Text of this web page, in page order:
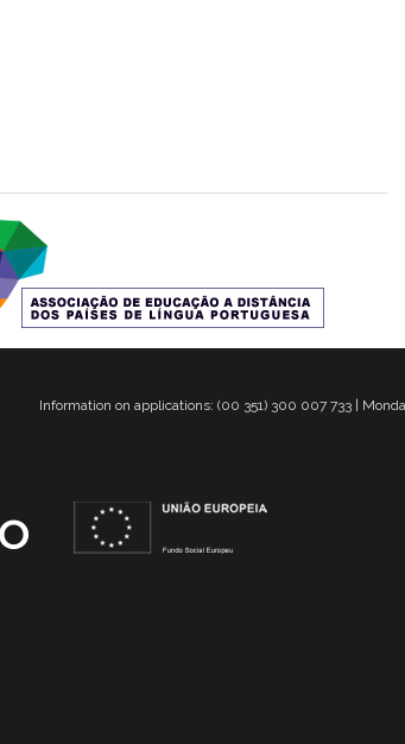
Information on applications: (00 351) 300 007 733 |